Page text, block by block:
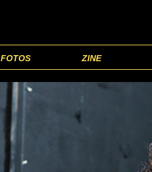
FOTOS ZINE